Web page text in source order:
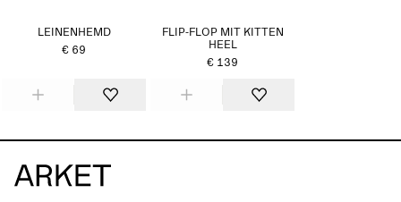
LEINENHEMD
€ 69
FLIP-FLOP MIT KITTEN
HEEL
€ 139